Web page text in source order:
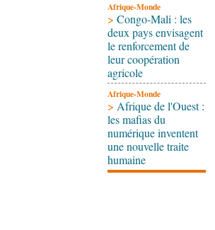
Afrique-Monde
> Congo-Mali : les
deux pays envisagent
le renforcement de
leur coopération
agricole
Afrique-Monde
> Afrique de l'Ouest :
les mafias du
numérique inventent
une nouvelle traite
humaine